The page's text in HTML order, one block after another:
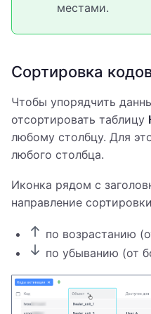
местами.
Сортировка
Чтобы упорядчить
отсортировать таблицу
любому столбцу. Для
любого столбца.
Иконка рядом с
направление
по возрастанию
по убыванию (от